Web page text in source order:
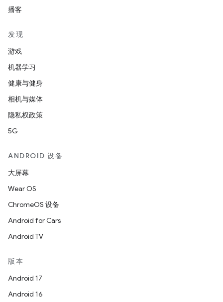
播客
发现
游戏
机器学习
健康与健身
相机与媒体
隐私权政策
5G
ANDROID 设备
大屏幕
Wear OS
ChromeOS 设备
Android for Cars
Android TV
版本
Android 17
Android 16